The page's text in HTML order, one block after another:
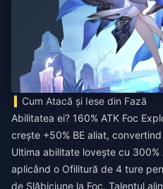
Cum Atacă și Iese din Fază
Abilitatea ei? 160% ATK Foc
crește +50% BE aliat,
Ultima abilitate lovește cu 300%
aplicând o Ofilitură de 4 ture
de Slăbiciune la Foc. Talentul